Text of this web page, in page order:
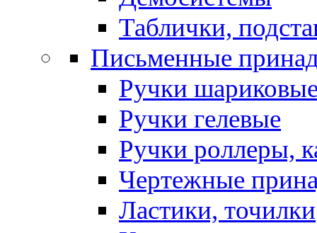
Таблички,
Письменные
Ручки
Ручки гелевые
Ручки роллеры,
Чертежные
Ластики, точилки